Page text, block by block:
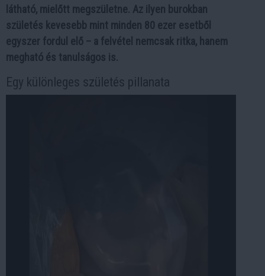
látható, mielőtt megszületne. Az ilyen burokban
születés kevesebb mint minden 80 ezer esetből
egyszer fordul elő – a felvétel nemcsak ritka, hanem
megható és tanulságos is.
Egy különleges születés pillanata